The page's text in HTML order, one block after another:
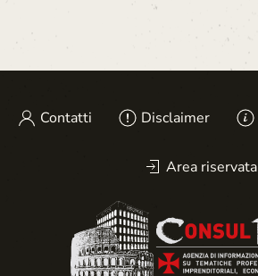
Contatti Disclaimer
Area riservata